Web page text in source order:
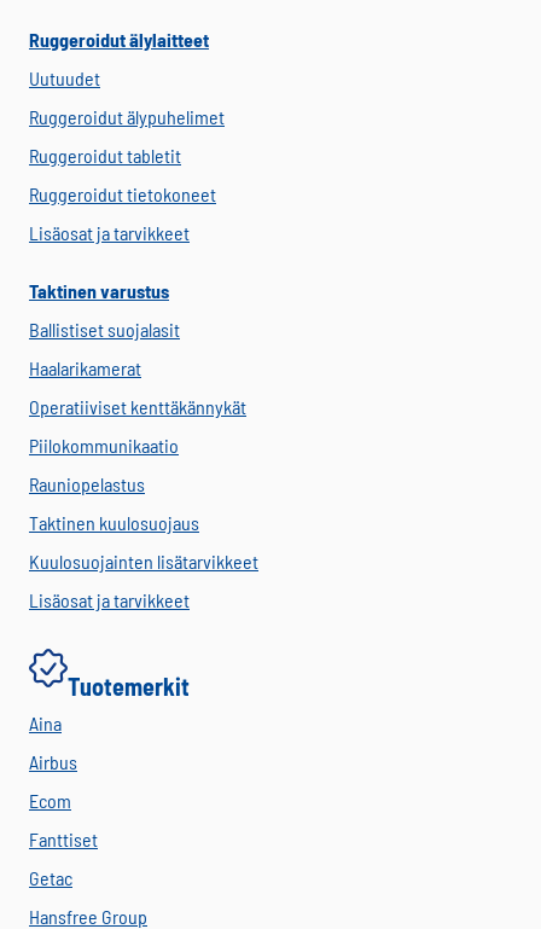
Ruggeroidut älylaitteet
Uutuudet
Ruggeroidut älypuhelimet
Ruggeroidut tabletit
Ruggeroidut tietokoneet
Lisäosat ja tarvikkeet
Taktinen varustus
Ballistiset suojalasit
Haalarikamerat
Operatiiviset kenttäkännykät
Piilokommunikaatio
Rauniopelastus
Taktinen kuulosuojaus
Kuulosuojainten lisätarvikkeet
Lisäosat ja tarvikkeet
Tuotemerkit
Aina
Airbus
Ecom
Fanttiset
Getac
Hansfree Group